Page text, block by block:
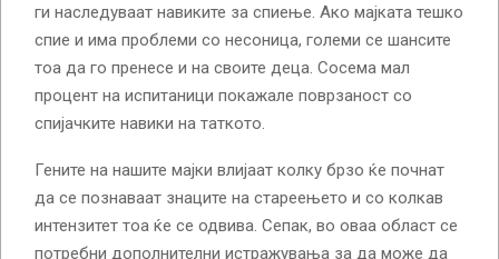
ги наследуваат навиките за спиење. Ако мајката тешко
спие и има проблеми со несоница, големи се шансите
тоа да го пренесе и на своите деца. Сосема мал
процент на испитаници покажале поврзаност со
спијачките навики на таткото.
Гените на нашите мајки влијаат колку брзо ќе почнат
да се познаваат знаците на стареењето и со колкав
интензитет тоа ќе се одвива. Сепак, во оваа област се
потребни дополнителни истражувања за да може да